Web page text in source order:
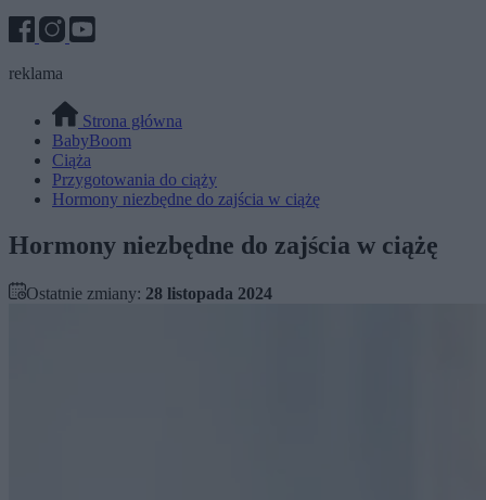
reklama
Strona główna
BabyBoom
Ciąża
Przygotowania do ciąży
Hormony niezbędne do zajścia w ciążę
Hormony niezbędne do zajścia w ciążę
Ostatnie zmiany: 28 listopada 2024